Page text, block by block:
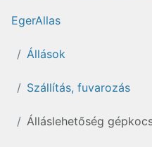
EgerAllas
Állások
Szállítás, fuvarozás
Álláslehetőség